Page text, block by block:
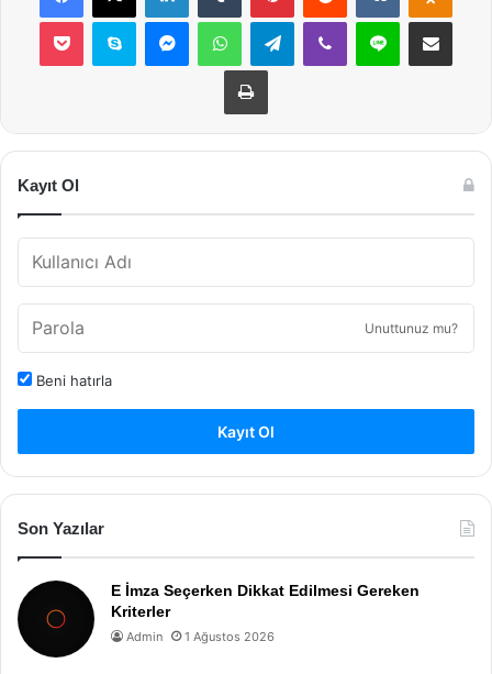
Pocket Skype MessengerWhatsAppTelegramViber Line E-Posta ile
Yazdır
Kayıt Ol
Unuttunuz mu?
Beni hatırla
Kayıt Ol
Son Yazılar
E İmza Seçerken Dikkat Edilmesi Gereken
Kriterler
Admin 1 Ağustos 2026